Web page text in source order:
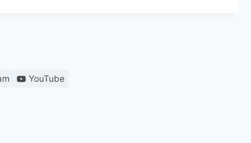
YouTube